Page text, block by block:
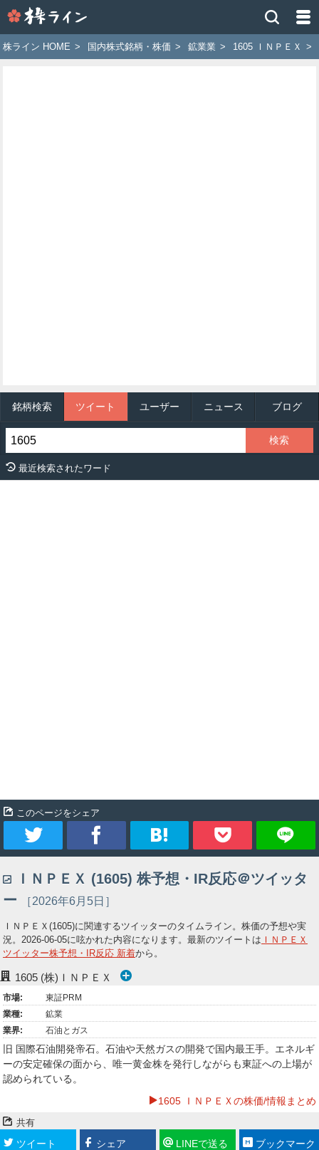
イ
ン
株ライン HOME > 国内株式銘柄・株価 > 鉱業業 > 1605 ＩＮＰＥＸ >
銘柄検索 ツイート ユーザー ニュース ブログ
最近検索されたワード
このページをシェア
イ
ー
ト
ェ
ア
ク
マ
ク
ＩＮＰＥＸ (1605) 株予想・IR反応＠ツイッタ
ー
［2026年6月5日］
ＩＮＰＥＸ(1605)に関連するツイッターのタイムライン。株価の予想や実
況。 2026-06-05に呟かれた内容になります。最新のツイートは ＩＮＰＥＸ
ツイッター株予想・IR反応 新着から。
1605 (株)ＩＮＰＥＸ
市場:
東証PRM
業種:
鉱業
業界:
石油とガス
旧 国際石油開発帝石。石油や天然ガスの開発で国内最王手。エネルギ
ーの安定確保の面から、唯一黄金株を発行しながらも東証への上場が
認められている。
1605 ＩＮＰＥＸの株価/情報まとめ
共有
ツイート シェア LINEで送る ブックマーク